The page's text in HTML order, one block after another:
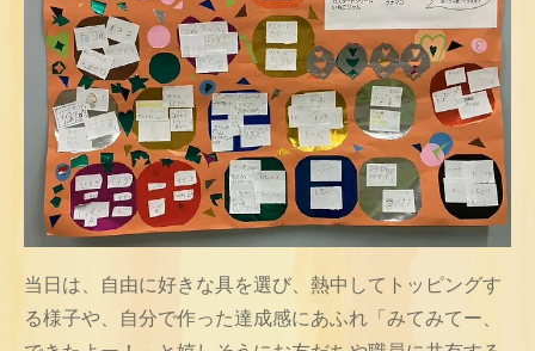
当日は、自由に好きな具を選び、熱中してトッピングす
る様子や、自分で作った達成感にあふれ「みてみてー、